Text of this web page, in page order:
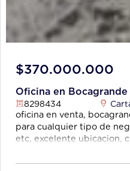
$370.000.000
Oficina en Bocagrande
8298434
oficina en venta,
para cualquier tipo de
etc, excelente ubicacion,